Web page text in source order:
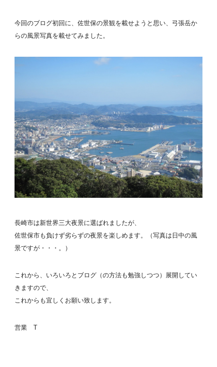
今回のブログ初回に、佐世保の景観を載せようと思い、弓張岳か
らの風景写真を載せてみました。
長崎市は新世界三大夜景に選ばれましたが、
佐世保市も負けず劣らずの夜景を楽しめます。（写真は日中の風
景ですが・・・。）
これから、いろいろとブログ（の方法も勉強しつつ）展開してい
きますので、
これからも宜しくお願い致します。
営業 T